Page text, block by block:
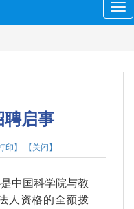
聘启事
印】 【关闭】
中国科学院与教
人资格的全额拨